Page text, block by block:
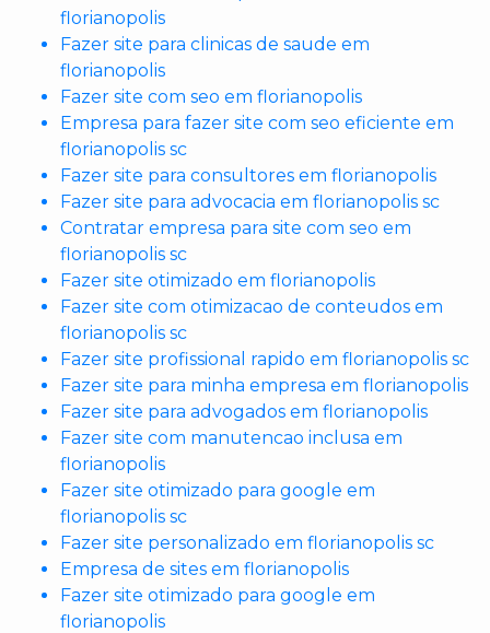
florianopolis
Fazer site para clinicas de saude em
florianopolis
Fazer site com seo em florianopolis
Empresa para fazer site com seo eficiente em
florianopolis sc
Fazer site para consultores em florianopolis
Fazer site para advocacia em florianopolis sc
Contratar empresa para site com seo em
florianopolis sc
Fazer site otimizado em florianopolis
Fazer site com otimizacao de conteudos em
florianopolis sc
Fazer site profissional rapido em florianopolis sc
Fazer site para minha empresa em florianopolis
Fazer site para advogados em florianopolis
Fazer site com manutencao inclusa em
florianopolis
Fazer site otimizado para google em
florianopolis sc
Fazer site personalizado em florianopolis sc
Empresa de sites em florianopolis
Fazer site otimizado para google em
florianopolis